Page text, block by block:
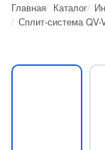
Главная Каталог
Сплит-система QV-